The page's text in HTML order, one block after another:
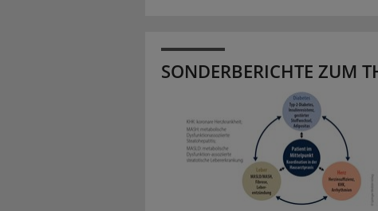
SONDERBERICHTE ZUM